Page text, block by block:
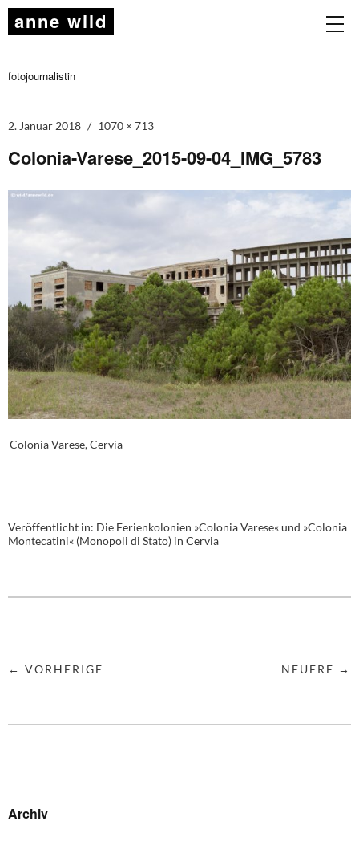
anne wild
fotojournalistin
2. Januar 2018 1070 × 713
Colonia-Varese_2015-09-04_IMG_5783
Colonia Varese, Cervia
Veröffentlicht in: Die Ferienkolonien »Colonia Varese« und »Colonia
Montecatini« (Monopoli di Stato) in Cervia
← VORHERIGE NEUERE →
Archiv